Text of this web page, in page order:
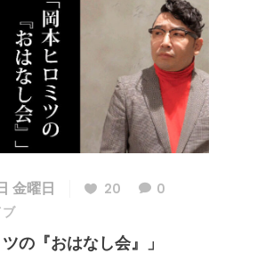
金曜日 20
0
の『おはなし会』」